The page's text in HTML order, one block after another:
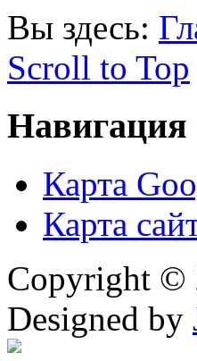
Вы здесь:
Scroll to Top
Навигация
Карта
Карта
Copyright ©
Designed by